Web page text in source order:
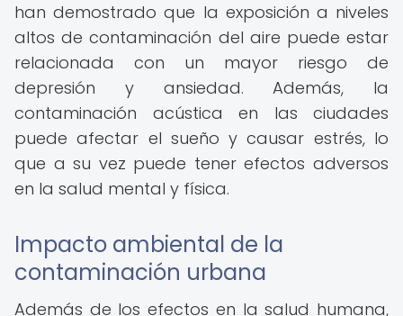
han demostrado que la exposición a niveles
altos de contaminación del aire puede estar
relacionada con un mayor riesgo de
depresión y ansiedad. Además, la
contaminación acústica en las ciudades
puede afectar el sueño y causar estrés, lo
que a su vez puede tener efectos adversos
en la salud mental y física.
Impacto ambiental de la
contaminación urbana
Además de los efectos en la salud humana,